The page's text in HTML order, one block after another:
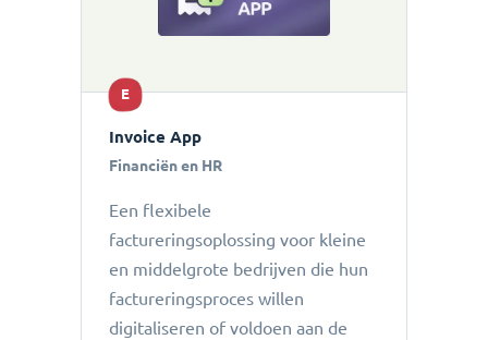
E
Invoice App
Financiën en HR
Een flexibele
factureringsoplossing voor kleine
en middelgrote bedrijven die hun
factureringsproces willen
digitaliseren of voldoen aan de